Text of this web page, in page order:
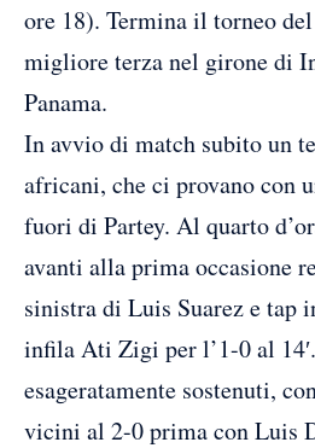
ore 18). Termina il torneo del
migliore terza nel girone di
Panama.
In avvio di match subito un
africani, che ci provano con
fuori di Partey. Al quarto
avanti alla prima occasione
sinistra di Luis Suarez e tap
infila Ati Zigi per l’1-0 al
esageratamente sostenuti,
vicini al 2-0 prima con Luis